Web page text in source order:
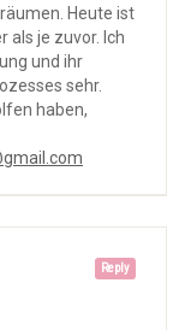
Heute ist
als je zuvor. Ich
und ihr
sehr.
haben,
Reply